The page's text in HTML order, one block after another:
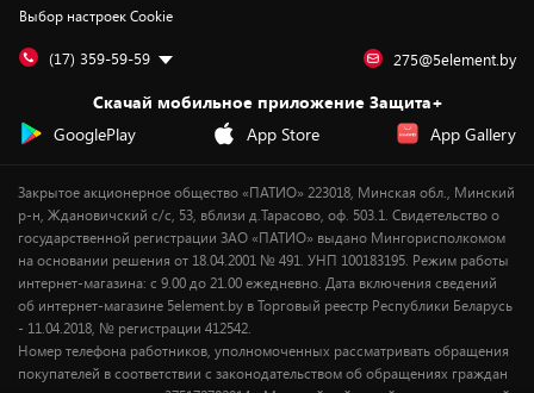
Дай пять добру!
Обработка персональных данных
Подарочные карты
Для мобильных устройств
Для компьютеров
Сервисные центры
Бонусы
Оплата частями
Новинки
Выбор настроек Cookie
(17) 359-59-59 275@5element.by
Скачай мобильное приложение Защита+
GooglePlay
App Store App Gallery
Закрытое акционерное общество «ПАТИО» 223018, Минская обл., Минский
р-н, Ждановичский с/с, 53, вблизи д.Тарасово, оф. 503.1. Свидетельство о
государственной регистрации ЗАО «ПАТИО» выдано Мингорисполкомом
на основании решения от 18.04.2001 № 491. УНП 100183195. Режим работы
интернет-магазина: с 9.00 до 21.00 ежедневно. Дата включения сведений
об интернет-магазине 5element.by в Торговый реестр Республики Беларусь
- 11.04.2018, № регистрации 412542.
Номер телефона работников, уполномоченных рассматривать обращения
покупателей в соответствии с законодательством об обращениях граждан